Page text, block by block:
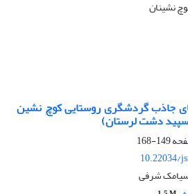
جاذب گردشگری روستایی کوچ نشین
سپید دشت لرستان)
149-168
10.22034/
سیامک شرفی